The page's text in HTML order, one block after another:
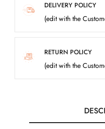
DELIVERY POLICY
(edit with the
RETURN POLICY
(edit with the